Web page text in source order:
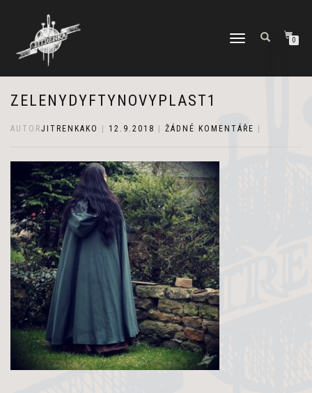
PŘEPNOUT
0
ZELENYDYFTYNOVYPLAST1
AUTORJITRENKAKO 12.9.2018 ŽÁDNÉ KOMENTÁŘE